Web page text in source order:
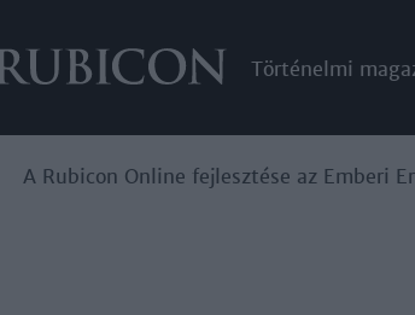
Történelmi
A Rubicon Online fejlesztése az Emberi